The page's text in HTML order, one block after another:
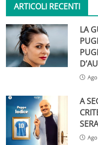
ARTICOLI RECENTI
LA
A